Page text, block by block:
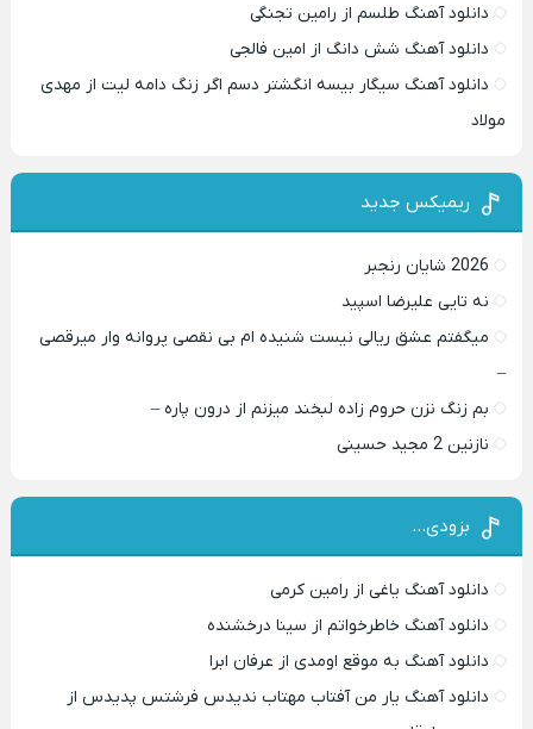
دانلود آهنگ طلسم از رامین تجنگی
دانلود آهنگ شش دانگ از امین فالجی
دانلود آهنگ سیگار بیسه انگشتر دسم اگر زنگ دامه لیت از مهدی
مولاد
ریمیکس جدید
2026 شایان رنجبر
نه تایی علیرضا اسپید
میگفتم عشق ریالی نیست شنیده ام بی نقصی پروانه وار میرقصی
–
بم زنگ نزن حروم زاده لبخند میزنم از درون پاره –
نازنین 2 مجید حسینی
بزودی…
دانلود آهنگ یاغی از رامین کرمی
دانلود آهنگ خاطرخواتم از سینا درخشنده
دانلود آهنگ به موقع اومدی از عرفان ابرا
دانلود آهنگ یار من آفتاب مهتاب ندیدس فرشتس پدیدس از